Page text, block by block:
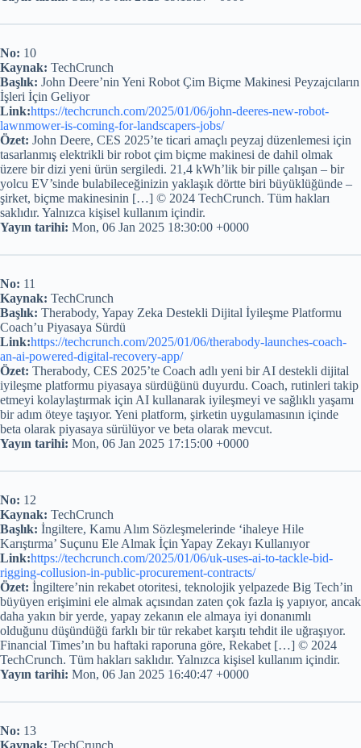
No: 10
Kaynak: TechCrunch
Başlık: John Deere’nin Yeni Robot Çim Biçme Makinesi Peyzajcıların
İşleri İçin Geliyor
Link:https://techcrunch.com/2025/01/06/john-deeres-new-robot-
lawnmower-is-coming-for-landscapers-jobs/
Özet: John Deere, CES 2025’te ticari amaçlı peyzaj düzenlemesi için
tasarlanmış elektrikli bir robot çim biçme makinesi de dahil olmak
üzere bir dizi yeni ürün sergiledi. 21,4 kWh’lik bir pille çalışan – bir
yolcu EV’sinde bulabileceğinizin yaklaşık dörtte biri büyüklüğünde –
şirket, biçme makinesinin […] © 2024 TechCrunch. Tüm hakları
saklıdır. Yalnızca kişisel kullanım içindir.
Yayın tarihi: Mon, 06 Jan 2025 18:30:00 +0000
No: 11
Kaynak: TechCrunch
Başlık: Therabody, Yapay Zeka Destekli Dijital İyileşme Platformu
Coach’u Piyasaya Sürdü
Link:https://techcrunch.com/2025/01/06/therabody-launches-coach-
an-ai-powered-digital-recovery-app/
Özet: Therabody, CES 2025’te Coach adlı yeni bir AI destekli dijital
iyileşme platformu piyasaya sürdüğünü duyurdu. Coach, rutinleri takip
etmeyi kolaylaştırmak için AI kullanarak iyileşmeyi ve sağlıklı yaşamı
bir adım öteye taşıyor. Yeni platform, şirketin uygulamasının içinde
beta olarak piyasaya sürülüyor ve beta olarak mevcut.
Yayın tarihi: Mon, 06 Jan 2025 17:15:00 +0000
No: 12
Kaynak: TechCrunch
Başlık: İngiltere, Kamu Alım Sözleşmelerinde ‘ihaleye Hile
Karıştırma’ Suçunu Ele Almak İçin Yapay Zekayı Kullanıyor
Link:https://techcrunch.com/2025/01/06/uk-uses-ai-to-tackle-bid-
rigging-collusion-in-public-procurement-contracts/
Özet: İngiltere’nin rekabet otoritesi, teknolojik yelpazede Big Tech’in
büyüyen erişimini ele almak açısından zaten çok fazla iş yapıyor, ancak
daha yakın bir yerde, yapay zekanın ele almaya iyi donanımlı
olduğunu düşündüğü farklı bir tür rekabet karşıtı tehdit ile uğraşıyor.
Financial Times’ın bu haftaki raporuna göre, Rekabet […] © 2024
TechCrunch. Tüm hakları saklıdır. Yalnızca kişisel kullanım içindir.
Yayın tarihi: Mon, 06 Jan 2025 16:40:47 +0000
No: 13